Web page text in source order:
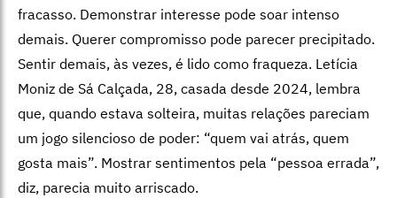
fracasso. Demonstrar interesse pode soar intenso
demais. Querer compromisso pode parecer precipitado.
Sentir demais, às vezes, é lido como fraqueza. Letícia
Moniz de Sá Calçada, 28, casada desde 2024, lembra
que, quando estava solteira, muitas relações pareciam
um jogo silencioso de poder: “quem vai atrás, quem
gosta mais”. Mostrar sentimentos pela “pessoa errada”,
diz, parecia muito arriscado.